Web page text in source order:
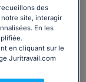
des
site, interagir
En les
en cliquant sur le
Juritravail.com